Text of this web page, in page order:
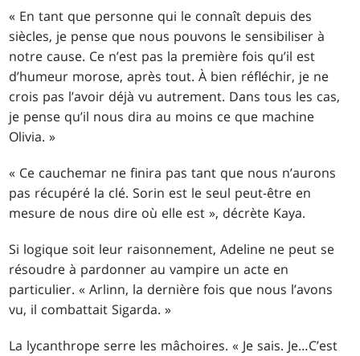
« En tant que personne qui le connaît depuis des
siècles, je pense que nous pouvons le sensibiliser à
notre cause. Ce n’est pas la première fois qu’il est
d’humeur morose, après tout. À bien réfléchir, je ne
crois pas l’avoir déjà vu autrement. Dans tous les cas,
je pense qu’il nous dira au moins ce que machine
Olivia. »
« Ce cauchemar ne finira pas tant que nous n’aurons
pas récupéré la clé. Sorin est le seul peut-être en
mesure de nous dire où elle est », décrète Kaya.
Si logique soit leur raisonnement, Adeline ne peut se
résoudre à pardonner au vampire un acte en
particulier. « Arlinn, la dernière fois que nous l’avons
vu, il combattait Sigarda. »
La lycanthrope serre les mâchoires. « Je sais. Je…C’est